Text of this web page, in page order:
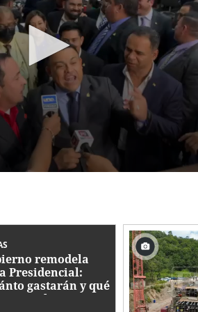
remodela
Presidencial:
gastarán y qué
se hacen?